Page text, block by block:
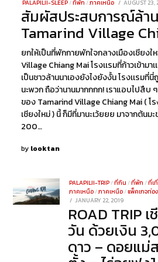
PALAPILII-SLEEP /ที่พัก /ภาคเหนือ
POSTED
ON
AUGUST 23,
สัมผัสประสบการณ์ล้า
Tamarind Village
ยกให้เป็นที่พักกายพักใจกลางเมืองเชียง
Village Chiang Mai โรงเเรมที่ก้าวเข้าม
เป็นชาวล้านนาเองยังไงยังงั้น โรงเเรมที่
นะพวก ถือว่านานมากกกก! เราแอบไปสืบ
ของ Tamarind Village Chiang Mai ( โ
เชียงใหม่ ) นี้ ก็มีที่มานะเว้ยยย มาจากต้นม
200…
by looktan
PALAPILII-TRIP /ที่กิน /ที่พัก /ที่เ
ภาคเหนือ /ภาคเหนือ /แพ็คเกจท่อ
POSTED
ON
JANUARY 22, 2019
23,
2021
ROAD TRIP
วัน ด้วยเงิน
ดาว – ดอยแม่